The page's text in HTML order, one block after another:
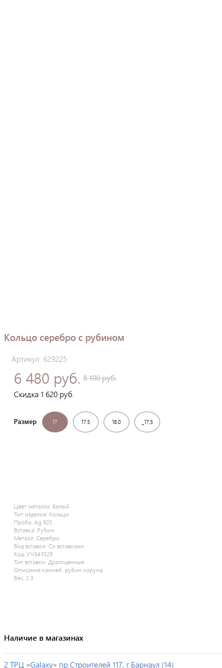
Кольцо серебро с рубином
Артикул: 629225
6 480 руб. 8 100 руб.
Скидка 1 620 руб.
Размер 17 17.5 18.0 _17,5
Цвет металла: Белый
Тип изделия: Кольцо
Проба: Ag 925
Вставка: Рубин
Металл: Серебро
Вид вставки: Со вставками
Код: УЧ343529
Тип вставки: Драгоценные
Описание камней: рубин корунд
Вес: 2.3
Наличие в магазинах
2 ТРЦ «Galaxy» пр.Строителей 117, г.Барнаул (14)